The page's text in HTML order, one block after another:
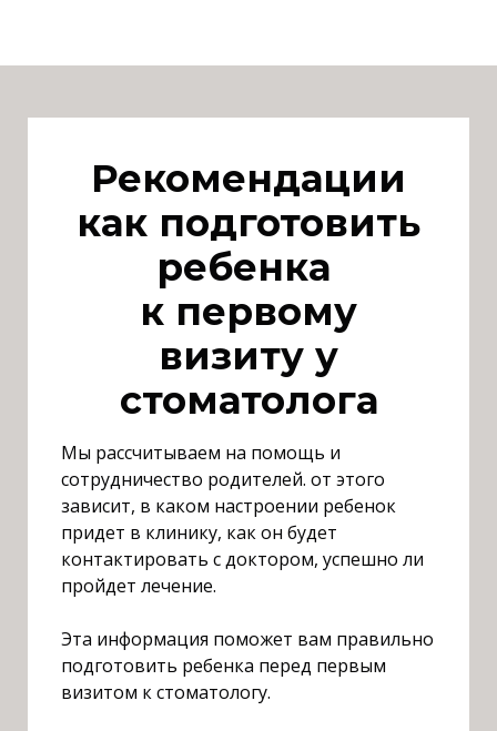
Рекомендации
как подготовить
ребенка
к первому
визиту у
стоматолога
Мы рассчитываем на помощь и
сотрудничество родителей. от этого
зависит, в каком настроении ребенок
придет в клинику, как он будет
контактировать с доктором, успешно ли
пройдет лечение.
Эта информация поможет вам правильно
подготовить ребенка перед первым
визитом к стоматологу.